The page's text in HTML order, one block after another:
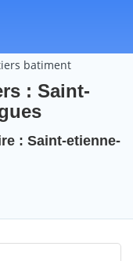
batiment
: Saint-
: Saint-etienne-